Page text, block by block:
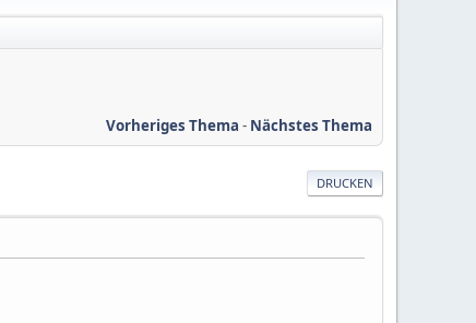
Vorheriges Thema - Nächstes Thema
DRUCKEN